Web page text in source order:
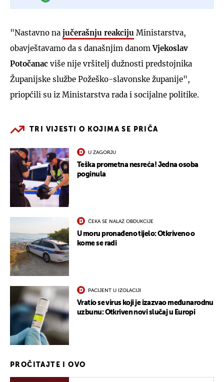
"Nastavno na jučerašnju reakciju Ministarstva,
obavještavamo da s današnjim danomVjekoslav
Potočanac više nije vršitelj dužnosti predstojnika
Županijske službe Požeško-slavonske županije",
priopćili su iz Ministarstva rada i socijalne politike.
TRI VIJESTI O KOJIMA SE PRIČA
U ZAGORJU
Teška prometna nesreća! Jedna osoba
poginula
ČEKA SE NALAZ OBDUKCIJE
U moru pronađeno tijelo: Otkriveno o
kome se radi
PACIJENT U IZOLACIJI
Vratio se virus koji je izazvao međunarodnu
uzbunu: Otkriven novi slučaj u Europi
PROČITAJTE I OVO